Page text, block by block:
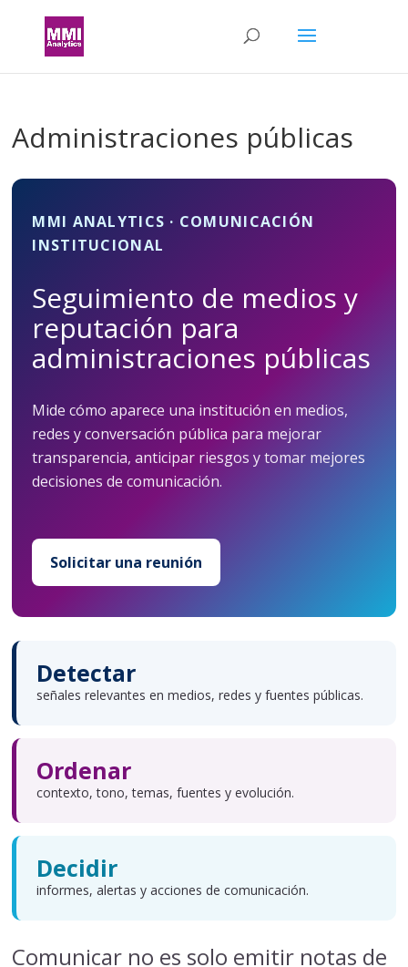
Administraciones públicas
MMI ANALYTICS · COMUNICACIÓN
INSTITUCIONAL
Seguimiento de medios y
reputación para
administraciones públicas
Mide cómo aparece una institución en medios,
redes y conversación pública para mejorar
transparencia, anticipar riesgos y tomar mejores
decisiones de comunicación.
Solicitar una reunión
Detectar
señales relevantes en medios, redes y fuentes públicas.
Ordenar
contexto, tono, temas, fuentes y evolución.
Decidir
informes, alertas y acciones de comunicación.
Comunicar no es solo emitir notas de